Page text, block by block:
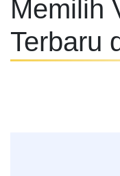
Memilih
Terbaru